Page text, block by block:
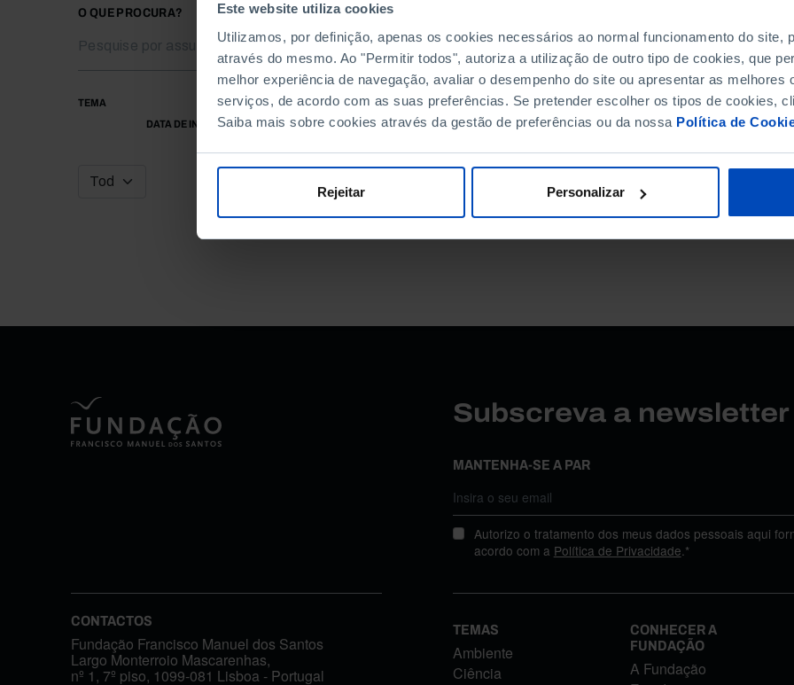
Este website utiliza cookies
Utilizamos, por definição, apenas os cookies necessários ao normal funcionamento do site,
através do mesmo. Ao "Permitir todos", autoriza a utilização de outro tipo de cookies, que
melhor experiência de navegação, avaliar o desempenho do site ou apresentar as melhores
serviços, de acordo com as suas preferências. Se pretender escolher os tipos de cookies,
Saiba mais sobre cookies através da gestão de preferências ou da nossa Política de
Rejeitar Personalizar
O QUE PROCURA?
TEMA
DATA DE INÍCIO
DATA DE FIM
Subscreva a
MANTENHA-SE A PAR
Autorizo o tratamento dos meus dados pessoais aqui
acordo com a Política de Privacidade.*
CONTACTOS
Fundação Francisco Manuel dos Santos
Largo Monterroio Mascarenhas,
nº 1, 7º piso, 1099-081 Lisboa - Portugal
TEMAS
Ambiente
Ciência
CONHECER A
FUNDAÇÃO
A Fundação